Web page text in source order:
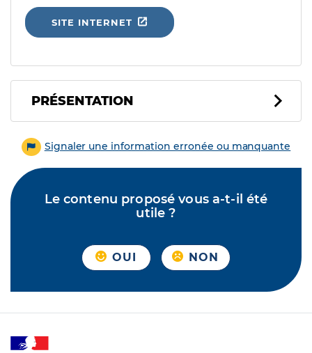
SITE INTERNET
PRÉSENTATION
Signaler une information erronée ou manquante
Le contenu proposé vous a-t-il été
utile ?
OUI NON